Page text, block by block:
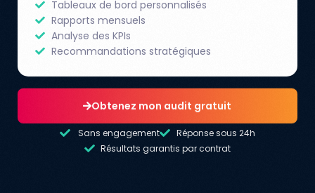
Tableaux de bord personnalisés
Rapports mensuels
Analyse des KPIs
Recommandations stratégiques
Obtenez mon audit gratuit
Sans engagement
Réponse sous 24h
Résultats garantis par contrat